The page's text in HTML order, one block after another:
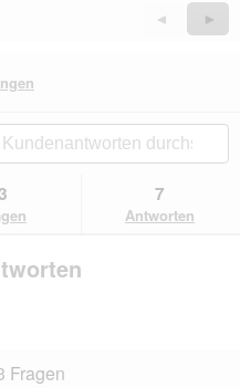
Zurück
Reviews
◄
Weiter
►
Aktion
navigierst
du
Bewertungen.
3 7
Antworten
Fragen